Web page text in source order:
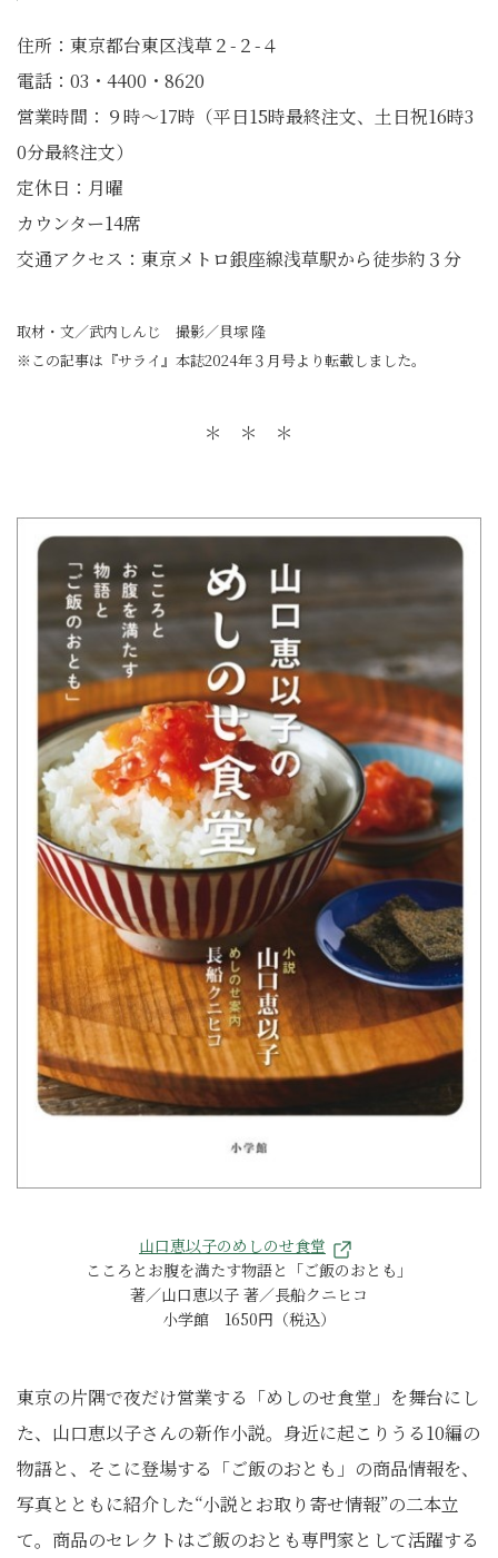
住所：東京都台東区浅草２-２-４
電話：03・4400・8620
営業時間：９時〜17時（平日15時最終注文、土日祝16時3
0分最終注文）
定休日：月曜
カウンター14席
交通アクセス：東京メトロ銀座線浅草駅から徒歩約３分
取材・文／武内しんじ 撮影／貝塚 隆
※この記事は『サライ』本誌2024年３月号より転載しました。
＊ ＊ ＊
山口恵以子のめしのせ食堂
こころとお腹を満たす物語と「ご飯のおとも」
著／山口恵以子 著／長船クニヒコ
小学館 1650円（税込）
東京の片隅で夜だけ営業する「めしのせ食堂」を舞台にし
た、山口恵以子さんの新作小説。身近に起こりうる10編の
物語と、そこに登場する「ご飯のおとも」の商品情報を、
写真とともに紹介した“小説とお取り寄せ情報”の二本立
て。商品のセレクトはご飯のおとも専門家として活躍する